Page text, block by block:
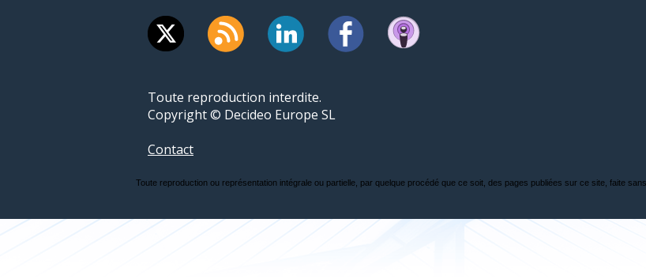
Toute reproduction interdite.
Copyright © Decideo Europe SL
Contact
Toute reproduction ou représentation intégrale ou partielle, par quelque procédé que ce soit, des pages publiées sur ce site, faite